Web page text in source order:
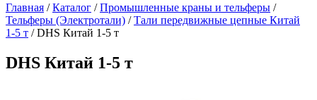
Главная /Каталог /Промышленные краны и тельферы /
Тельферы (Электротали) /Тали передвижные цепные Китай
1-5 т /DHS Китай 1-5 т
DHS Китай 1-5 т